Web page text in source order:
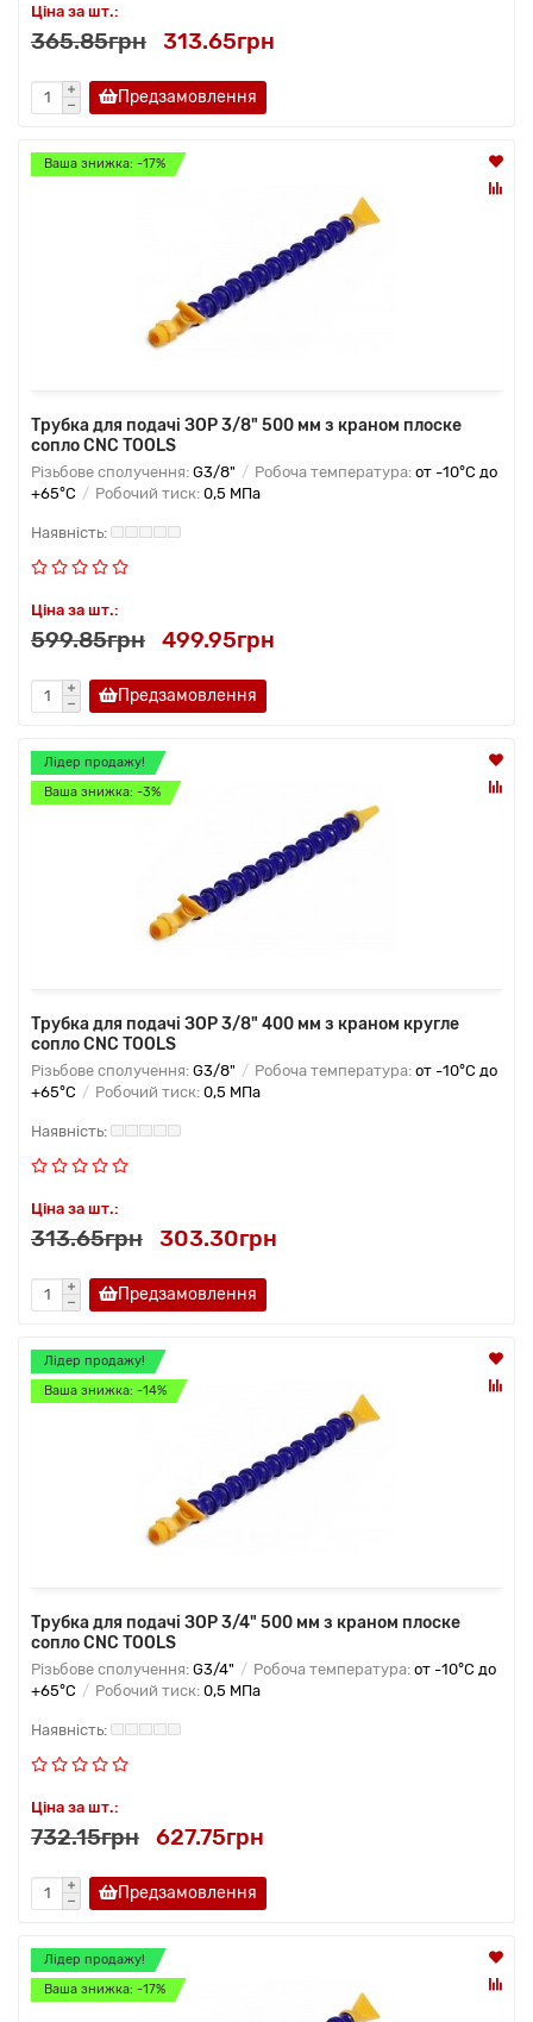
Ціна за шт.:
365.85грн 313.65грн
Предзамовлення
Ваша знижка: -17%
Трубка для подачі ЗОР 3/8" 500 мм з краном плоске
сопло CNC TOOLS
Різьбове сполучення: G3/8" Робоча температура: от -10°C до
+65°C
Робочий тиск: 0,5 МПа
Ціна за шт.:
599.85грн 499.95грн
Предзамовлення
Лідер продажу!
Ваша знижка: -3%
Трубка для подачі ЗОР 3/8" 400 мм з краном кругле
сопло CNC TOOLS
Різьбове сполучення: G3/8" Робоча температура: от -10°C до
+65°C
Робочий тиск: 0,5 МПа
Ціна за шт.:
313.65грн 303.30грн
Предзамовлення
Лідер продажу!
Ваша знижка: -14%
Трубка для подачі ЗОР 3/4" 500 мм з краном плоске
сопло CNC TOOLS
Різьбове сполучення: G3/4" Робоча температура: от -10°C до
+65°C
Робочий тиск: 0,5 МПа
Ціна за шт.:
732.15грн 627.75грн
Предзамовлення
Лідер продажу!
Ваша знижка: -17%